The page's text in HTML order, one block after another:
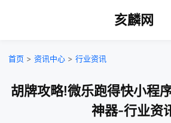
亥麟网
首页 > 资讯中心 > 行业资讯
胡牌攻略!微乐跑得快小程
神器-行业资